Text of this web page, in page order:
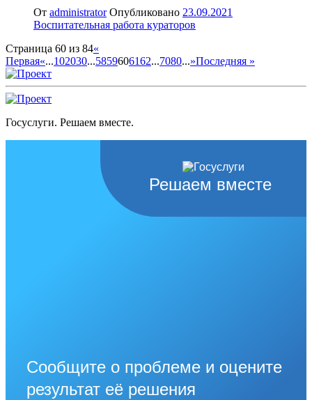
От administrator Опубликовано 23.09.2021
Воспитательная работа кураторов
Страница 60 из 84«
Первая«...102030...5859606162...7080...»Последняя »
Госуслуги. Решаем вместе.
Решаем вместе
Сообщите о проблеме и оцените
результат её решения